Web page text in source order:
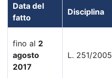
Data del
fatto
Disciplina
fino al 2
agosto
2017
L. 251/2005